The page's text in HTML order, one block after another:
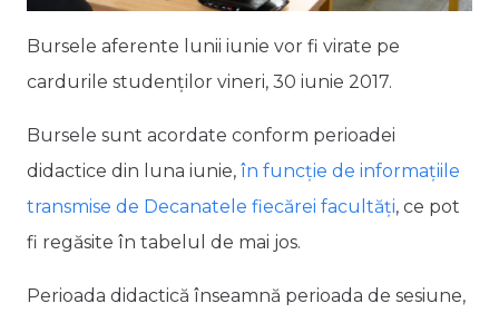
Bursele aferente lunii iunie vor fi virate pe
cardurile studenților vineri, 30 iunie 2017.
Bursele sunt acordate conform perioadei
didactice din luna iunie, în funcție de informațiile
transmise de Decanatele fiecărei facultăți, ce pot
fi regăsite în tabelul de mai jos.
Perioada didactică înseamnă perioada de sesiune,